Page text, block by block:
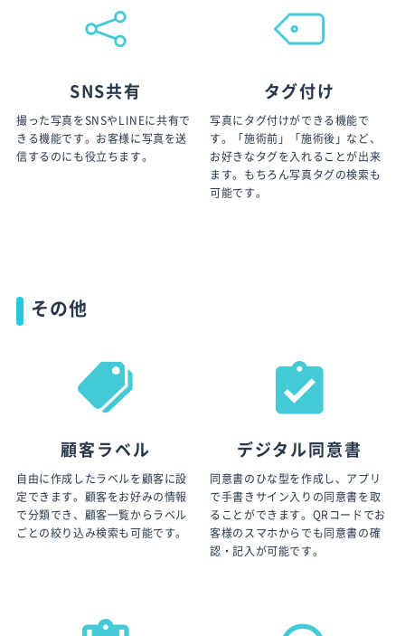
SNS共有
撮った写真をSNSやLINEに共有で
きる機能です。お客様に写真を送
信するのにも役立ちます。
タグ付け
写真にタグ付けができる機能で
す。「施術前」「施術後」など、
お好きなタグを入れることが出来
ます。もちろん写真タグの検索も
可能です。
その他
顧客ラベル
自由に作成したラベルを顧客に設
定できます。顧客をお好みの情報
で分類でき、顧客一覧からラベル
ごとの絞り込み検索も可能です。
デジタル同意書
同意書のひな型を作成し、アプリ
で手書きサイン入りの同意書を取
ることができます。QRコードでお
客様のスマホからでも同意書の確
認・記入が可能です。